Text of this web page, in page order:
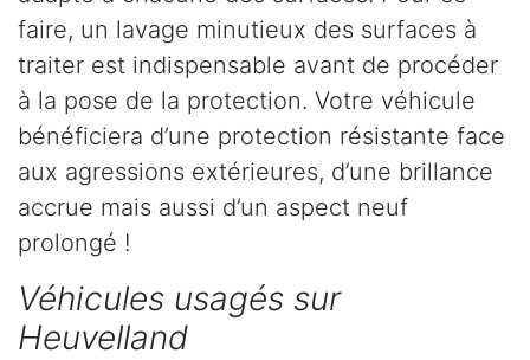
faire, un lavage minutieux des surfaces à
traiter est indispensable avant de procéder
à la pose de la protection. Votre véhicule
bénéficiera d’une protection résistante face
aux agressions extérieures, d’une brillance
accrue mais aussi d’un aspect neuf
prolongé !
Véhicules usagés sur
Heuvelland